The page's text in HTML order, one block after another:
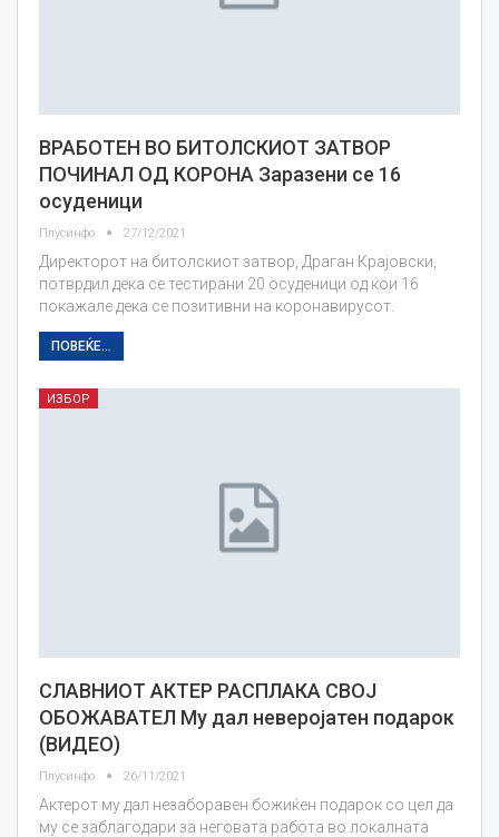
ВРАБОТЕН ВО БИТОЛСКИОТ ЗАТВОР
ПОЧИНАЛ ОД КОРОНА Заразени се 16
осуденици
Плусинфо 27/12/2021
Директорот на битолскиот затвор, Драган Крајовски,
потврдил дека се тестирани 20 осуденици од кои 16
покажале дека се позитивни на коронавирусот.
ПОВЕЌЕ...
ИЗБОР
СЛАВНИОТ АКТЕР РАСПЛАКА СВОЈ
ОБОЖАВАТЕЛ Му дал неверојатен подарок
(ВИДЕО)
Плусинфо 26/11/2021
Актерот му дал незаборавен божиќен подарок со цел да
му се заблагодари за неговата работа во локалната